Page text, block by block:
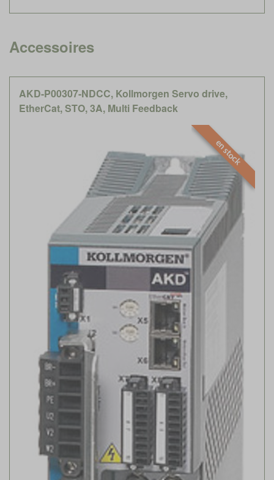
Accessoires
AKD-P00307-NDCC, Kollmorgen Servo drive,
EtherCat, STO, 3A, Multi Feedback
en stock